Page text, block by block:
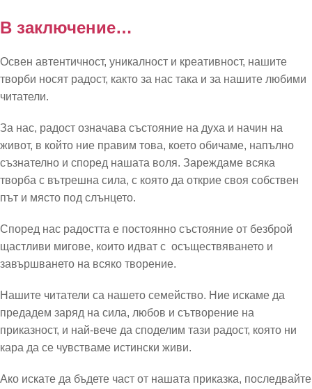
В заключение…
Освен автентичност, уникалност и креативност, нашите
творби носят радост, както за нас така и за нашите любими
читатели.
За нас, радост означава състояние на духа и начин на
живот, в който ние правим това, което обичаме, напълно
съзнателно и според нашата воля. Зареждаме всяка
творба с вътрешна сила, с която да открие своя собствен
път и място под слънцето.
Според нас радостта е постоянно състояние от безброй
щастливи мигове, които идват с осъществяването и
завършването на всяко творение.
Нашите читатели са нашето семейство. Ние искаме да
предадем заряд на сила, любов и сътворение на
приказност, и най-вече да споделим тази радост, която ни
кара да се чувстваме истински живи.
Ако искате да бъдете част от нашата приказка, последвайте